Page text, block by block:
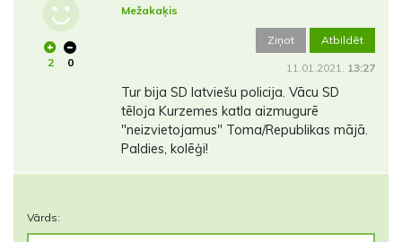
2 0
Mežakaķis
Ziņot Atbildēt
11.01.2021. 13:27
Tur bija SD latviešu policija. Vācu SD
tēloja Kurzemes katla aizmugurē
"neizvietojamus" Toma/Republikas mājā.
Paldies, kolēģi!
Vārds: